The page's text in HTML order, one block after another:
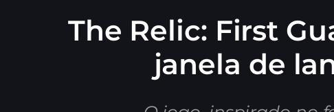
The Relic: First
janela de